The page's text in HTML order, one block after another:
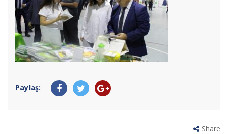
Paylaş:
Share